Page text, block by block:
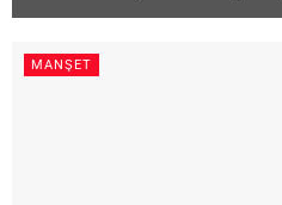
MANŞET